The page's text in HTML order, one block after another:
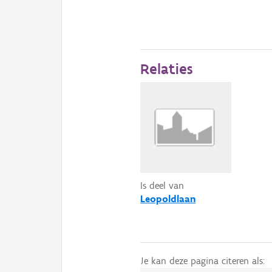
Relaties
Is deel van
Leopoldlaan
Je kan deze pagina citeren als: